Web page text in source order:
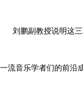
刘鹏副教授说明这
一流音乐学者们的前沿